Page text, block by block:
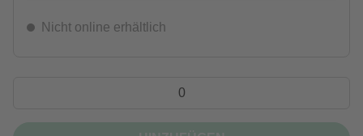
Nicht online erhältlich